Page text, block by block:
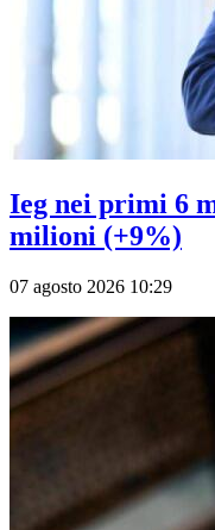
Ieg nei primi 6
milioni (+9%)
07 agosto 2026 10:29